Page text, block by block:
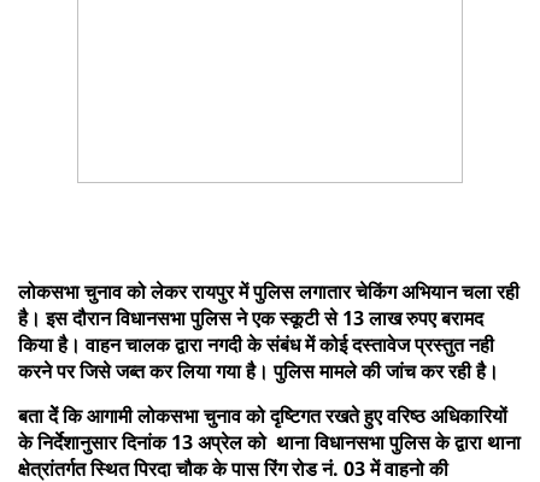
लोकसभा चुनाव को लेकर रायपुर में पुलिस लगातार चेकिंग अभियान चला रही
है। इस दौरान विधानसभा पुलिस ने एक स्कूटी से 13 लाख रुपए बरामद
किया है। वाहन चालक द्वारा नगदी के संबंध में कोई दस्तावेज प्रस्तुत नही
करने पर जिसे जब्त कर लिया गया है। पुलिस मामले की जांच कर रही है।
बता देें कि आगामी लोकसभा चुनाव को दृष्टिगत रखते हुए वरिष्ठ अधिकारियों
के निर्देशानुसार दिनांक 13 अप्रेल को थाना विधानसभा पुलिस के द्वारा थाना
क्षेत्रांतर्गत स्थित पिरदा चौक के पास रिंग रोड नं. 03 में वाहनो की